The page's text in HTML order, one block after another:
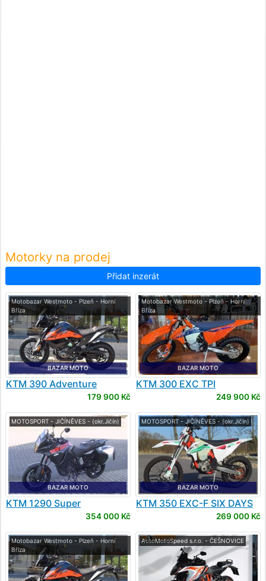
Motorky na prodej
Přidat inzerát
Motobazar Westmoto - Plzeň - Horní
Bříza
BAZAR MOTO
KTM 390 Adventure
179 900 Kč
Motobazar Westmoto - Plzeň - Horní
Bříza
BAZAR MOTO
KTM 300 EXC TPI
249 900 Kč
MOTOSPORT - JIČÍNĚVES - (okr.Jičín)
BAZAR MOTO
KTM 1290 Super
354 000 Kč
MOTOSPORT - JIČÍNĚVES - (okr.Jičín)
BAZAR MOTO
KTM 350 EXC-F SIX DAYS
269 000 Kč
Motobazar Westmoto - Plzeň - Horní
Bříza
AutoMotoSpeed s.r.o. - ČEŠNOVICE